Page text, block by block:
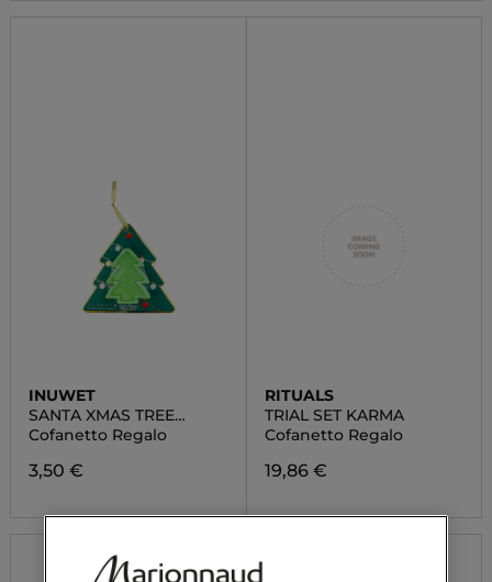
INUWET
SANTA XMAS TREE
FIZZER
Cofanetto Regalo
3,50 €
RITUALS
TRIAL SET KARMA
Cofanetto Regalo
19,86 €